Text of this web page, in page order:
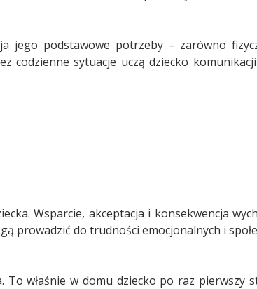
jego podstawowe potrzeby – zarówno
codzienne sytuacje uczą dziecko
Wsparcie, akceptacja i konsekwencja
prowadzić do trudności emocjonalnych i
To właśnie w domu dziecko po raz pierwszy